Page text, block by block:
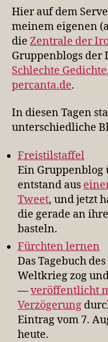
Hier auf dem
meinem eigenen
die Zentrale der
Gruppenblogs der
Schlechte Gedichte
percanta.de.
In diesen Tagen
unterschiedliche
Freistilstaffel
Ein Gruppenblog
entstand aus
Tweet, und jetzt
die gerade an
basteln.
Fürchten lernen
Das Tagebuch
Weltkrieg zog
—veröffentlicht
Verzögerung
Eintrag vom 7.
heute.